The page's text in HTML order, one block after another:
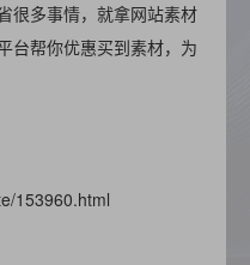
很多事情，就拿网站素材
台帮你优惠买到素材，为
153960.html